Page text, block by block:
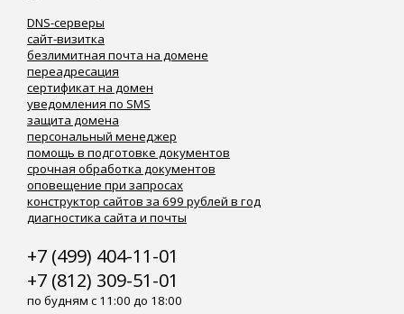
DNS-серверы
сайт-визитка
безлимитная почта на домене
переадресация
сертификат на домен
уведомления по SMS
защита домена
персональный менеджер
помощь в подготовке документов
срочная обработка документов
оповещение при запросах
конструктор сайтов за 699 рублей в год
диагностика сайта и почты
+7 (499) 404-11-01
+7 (812) 309-51-01
по будням с 11:00 до 18:00